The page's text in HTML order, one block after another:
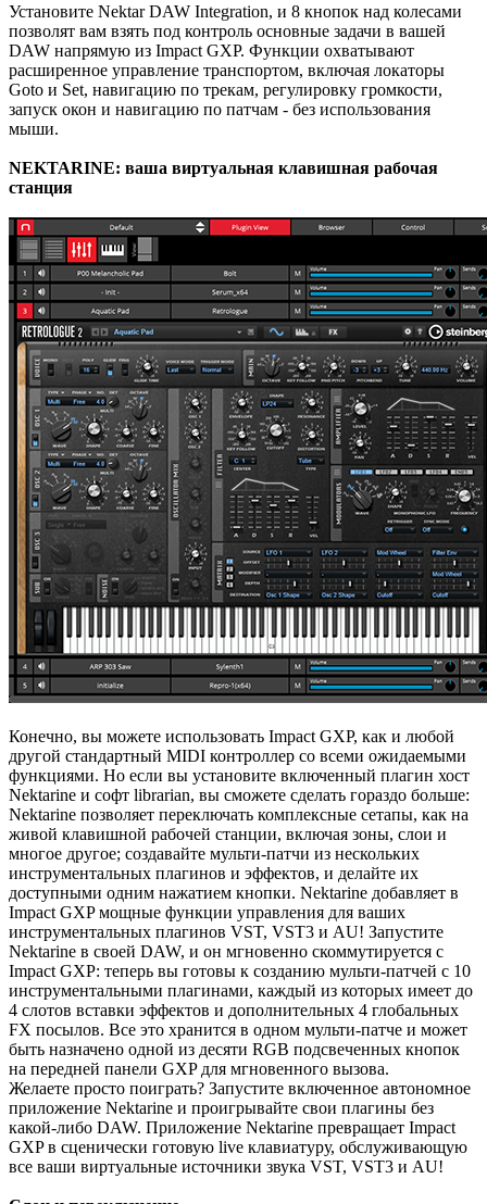
Установите Nektar DAW Integration, и 8 кнопок над колесами
позволят вам взять под контроль основные задачи в вашей
DAW напрямую из Impact GXP. Функции охватывают
расширенное управление транспортом, включая локаторы
Goto и Set, навигацию по трекам, регулировку громкости,
запуск окон и навигацию по патчам - без использования
мыши.
NEKTARINE: ваша виртуальная клавишная рабочая
станция
Конечно, вы можете использовать Impact GXP, как и любой
другой стандартный MIDI контроллер со всеми ожидаемыми
функциями. Но если вы установите включенный плагин хост
Nektarine и софт librarian, вы сможете сделать гораздо больше:
Nektarine позволяет переключать комплексные сетапы, как на
живой клавишной рабочей станции, включая зоны, слои и
многое другое; создавайте мульти-патчи из нескольких
инструментальных плагинов и эффектов, и делайте их
доступными одним нажатием кнопки. Nektarine добавляет в
Impact GXP мощные функции управления для ваших
инструментальных плагинов VST, VST3 и AU! Запустите
Nektarine в своей DAW, и он мгновенно скоммутируется с
Impact GXP: теперь вы готовы к созданию мульти-патчей с 10
инструментальными плагинами, каждый из которых имеет до
4 слотов вставки эффектов и дополнительных 4 глобальных
FX посылов. Все это хранится в одном мульти-патче и может
быть назначено одной из десяти RGB подсвеченных кнопок
на передней панели GXP для мгновенного вызова.
Желаете просто поиграть? Запустите включенное автономное
приложение Nektarine и проигрывайте свои плагины без
какой-либо DAW. Приложение Nektarine превращает Impact
GXP в сценически готовую live клавиатуру, обслуживающую
все ваши виртуальные источники звука VST, VST3 и AU!